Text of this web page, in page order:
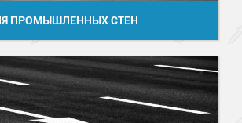
ПРОМЫШЛЕННЫХ СТЕН